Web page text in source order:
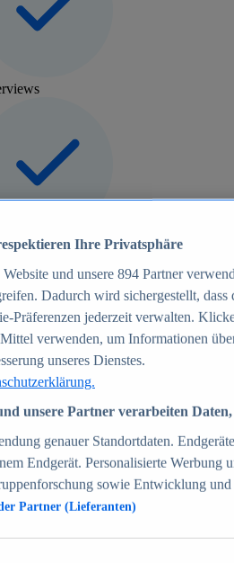
zu mehr als 39.000 Online-Shops
70+
Ihre Privatsphäre
Website und unsere 894 Partner
Dadurch wird sichergestellt,
Präferenzen jederzeit verwalten.
verwenden, um Informationen
unseres Dienstes.
unsere Partner verarbeiten
genauer Standortdaten.
Endgerät. Personalisierte Werbung
sowie Entwicklung
Partner (Lieferanten)